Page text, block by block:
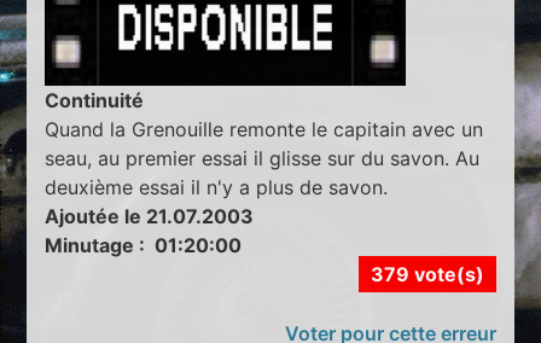
Continuité
Quand la Grenouille remonte le capitain avec un
seau, au premier essai il glisse sur du savon. Au
deuxième essai il n'y a plus de savon.
Ajoutée le 21.07.2003
Minutage : 01:20:00
379 vote(s)
Voter pour cette erreur